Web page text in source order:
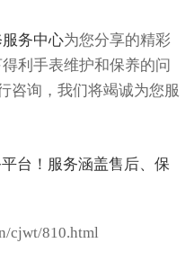
务中心为您分享的精彩
利手表维护和保养的问
咨询，我们将竭诚为您服
cjwt/810.html